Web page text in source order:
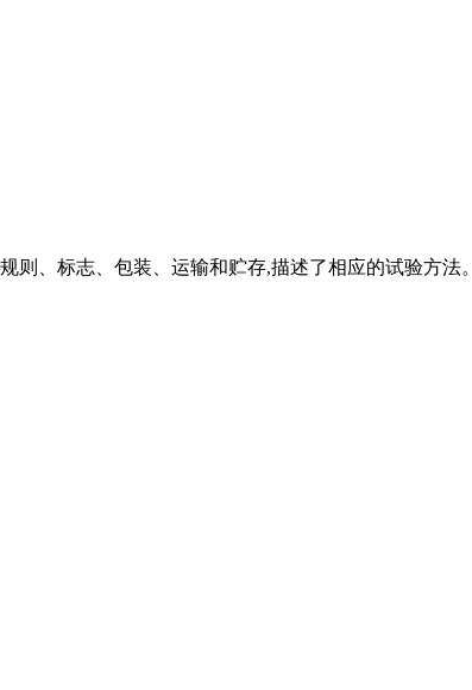
、标志、包装、运输和贮存,描述了相应的试验方法。